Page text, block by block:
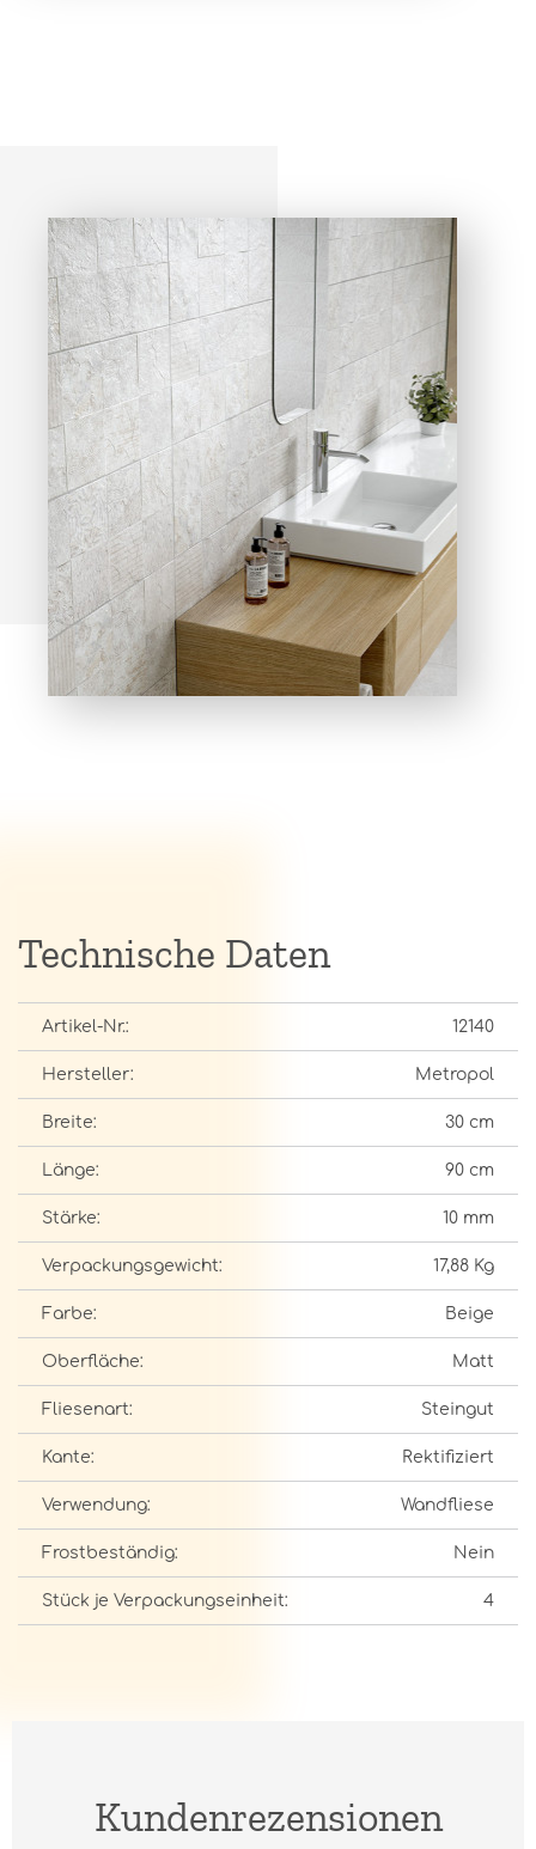
Technische Daten
Artikel-Nr.: 12140
Hersteller: Metropol
Breite: 30 cm
Länge: 90 cm
Stärke: 10 mm
Verpackungsgewicht: 17,88 Kg
Farbe: Beige
Oberfläche: Matt
Fliesenart: Steingut
Kante: Rektifiziert
Verwendung: Wandfliese
Frostbeständig: Nein
Stück je Verpackungseinheit: 4
Kundenrezensionen